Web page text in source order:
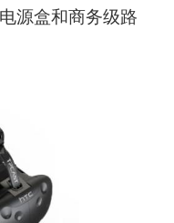
源盒和商务级路